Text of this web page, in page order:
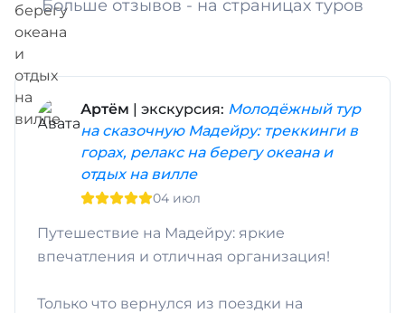
Больше отзывов - на страницах туров
Артём | экскурсия: Молодёжный тур
на сказочную Мадейру: треккинги в
горах, релакс на берегу океана и
отдых на вилле
04 июл
Путешествие на Мадейру: яркие
впечатления и отличная организация!
​Только что вернулся из поездки на